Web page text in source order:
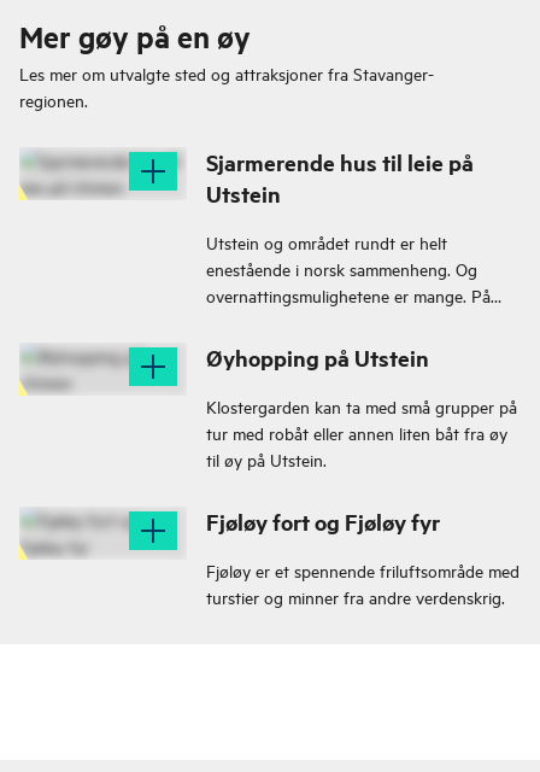
Mer gøy på en øy
Les mer om utvalgte sted og attraksjoner fra Stavanger-
regionen.
Sjarmerende hus til leie på
Utstein
Utstein og området rundt er helt
enestående i norsk sammenheng. Og
overnattingsmulighetene er mange. På
sjarmerende gammelt hus med utsikt over
Klostervågen.
Øyhopping på Utstein
Klostergarden kan ta med små grupper på
tur med robåt eller annen liten båt fra øy
til øy på Utstein.
Fjøløy fort og Fjøløy fyr
Fjøløy er et spennende friluftsområde med
turstier og minner fra andre verdenskrig.